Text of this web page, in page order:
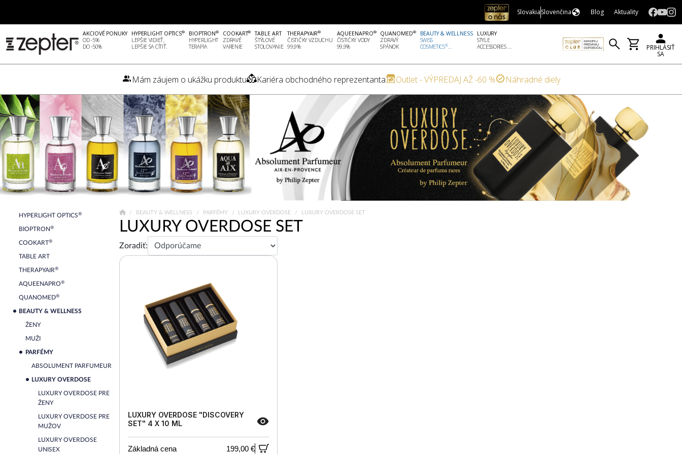
SlovakiaSlovenčina Blog Aktuality
AKCIOVÉ PONUKY
OD -5%
DO -50%
HYPERLIGHT OPTICS®
LEPŠIE VIDIEŤ,
LEPŠIE SA CÍTIŤ.
BIOPTRON®
HYPERLIGHT
TERAPIA
COOKART®
ZDRAVÉ
VARENIE
TABLE ART
ŠTÝLOVÉ
STOLOVANIE
THERAPYAIR®
ČISTIČKY VZDUCHU
99,9%
AQUEENAPRO®
ČISTIČKY VODY
99,9%
QUANOMED®
ZDRAVÝ
SPÁNOK
BEAUTY & WELLNESS
SWISS
COSMETICS®...
LUXURY
STYLE
ACCESSORIES ...
PRIHLÁSIŤ
SA
Mám záujem o ukážku produktu Kariéra obchodného reprezentanta Outlet - VÝPREDAJ AŽ -60 % Náhradné diely
HYPERLIGHT OPTICS®
BIOPTRON®
COOKART®
TABLE ART
THERAPYAIR®
AQUEENAPRO®
QUANOMED®
BEAUTY & WELLNESS
ŽENY
MUŽI
PARFÉMY
ABSOLUMENT PARFUMEUR
LUXURY OVERDOSE
LUXURY OVERDOSE PRE
ŽENY
LUXURY OVERDOSE PRE
MUŽOV
LUXURY OVERDOSE
UNISEX
BEAUTY & WELLNESS PARFÉMY LUXURY OVERDOSE LUXURY OVERDOSE SET
LUXURY OVERDOSE SET
Zoradiť:
LUXURY OVERDOSE "DISCOVERY
SET" 4 X 10 ML
Základná cena 199,00 €